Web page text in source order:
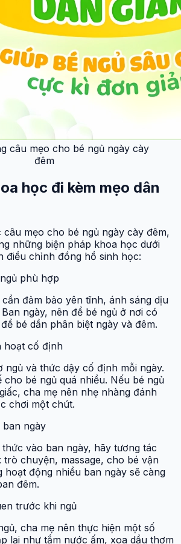
câu mẹo cho bé ngủ ngày cày
đêm
học đi kèm mẹo dân
câu mẹo cho bé ngủ ngày cày đêm,
những biện pháp khoa học dưới
điều chỉnh đồng hồ sinh học:
phù hợp
đảm bảo yên tĩnh, ánh sáng dịu
ngày, nên để bé ngủ ở nơi có
bé dần phân biệt ngày và đêm.
hoạt cố định
ngủ và thức dậy cố định mỗi ngày.
cho bé ngủ quá nhiều. Nếu bé ngủ
cha mẹ nên nhẹ nhàng đánh
chơi một chút.
ban ngày
vào ban ngày, hãy tương tác
trò chuyện, massage, cho bé vận
hoạt động nhiều ban ngày sẽ càng
đêm.
trước khi ngủ
cha mẹ nên thực hiện một số
lại như tắm nước ấm, xoa dầu thơm